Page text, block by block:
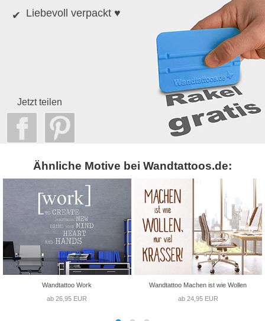
Liebevoll verpackt ♥
Jetzt teilen
Ähnliche Motive bei Wandtattoos.de:
Wandtattoo Work
ab 26,95 EUR
Wandtattoo Machen ist wie Wollen
ab 24,95 EUR